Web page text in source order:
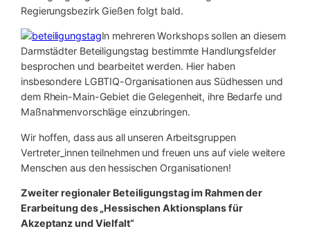
Regierungsbezirk Gießen folgt bald.
In mehreren Workshops sollen an diesem
Darmstädter Beteiligungstag bestimmte Handlungsfelder
besprochen und bearbeitet werden. Hier haben
insbesondere LGBTIQ-Organisationen aus Südhessen und
dem Rhein-Main-Gebiet die Gelegenheit, ihre Bedarfe und
Maßnahmenvorschläge einzubringen.
Wir hoffen, dass aus all unseren Arbeitsgruppen
Vertreter_innen teilnehmen und freuen uns auf viele weitere
Menschen aus den hessischen Organisationen!
Zweiter regionaler Beteiligungstag im Rahmen der
Erarbeitung des „Hessischen Aktionsplans für
Akzeptanz und Vielfalt“